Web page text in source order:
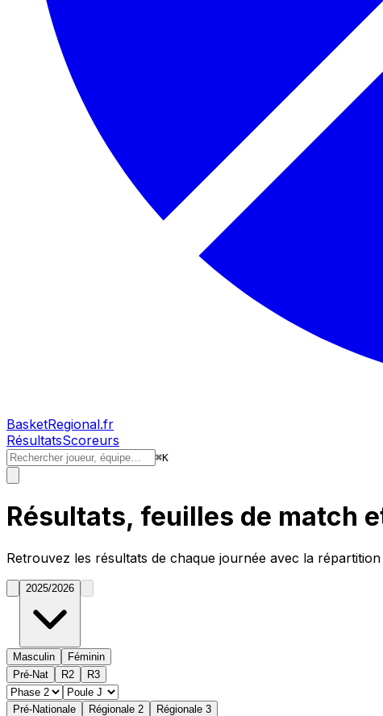
BasketRegional.fr
RésultatsScoreurs
⌘K
Résultats, feuilles de match
Retrouvez les résultats de chaque journée avec la
2025/2026
Masculin
Féminin
Pré-Nat
R2 R3
Pré-Nationale Régionale 2 Régionale 3